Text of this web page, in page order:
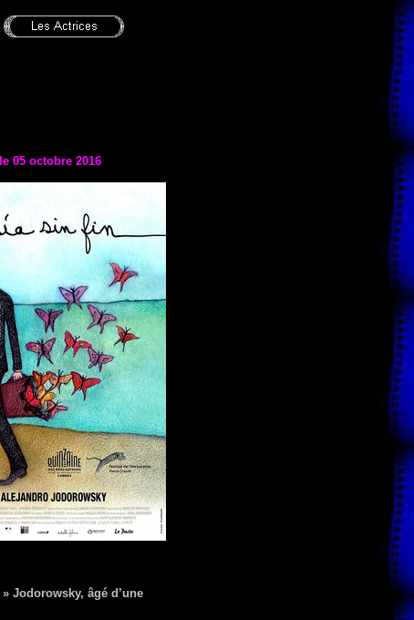
05 octobre 2016
Jodorowsky, âgé d’une